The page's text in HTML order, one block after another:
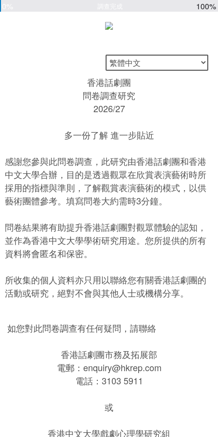
100%
香港話劇團
問卷調查研究
2026/27
多一份了解 進一步貼近
感謝您參與此問卷調查，此研究由香港話劇團和香港
中文大學合辦，目的是透過觀眾在欣賞表演藝術時所
採用的指標與準則，了解觀賞表演藝術的模式，以供
藝術團體參考。填寫問卷大約需時3分鐘。
問卷結果將有助提升香港話劇團對觀眾體驗的認知，
並作為香港中文大學學術研究用途。您所提供的所有
資料將會匿名和保密。
所收集的個人資料亦只用以聯絡您有關香港話劇團的
活動或研究，絕對不會與其他人士或機構分享。
如您對此問卷調查有任何疑問，請聯絡
香港話劇團市務及拓展部
電郵：enquiry@hkrep.com
電話：3103 5911
或
香港中文大學戲劇心理學研究組